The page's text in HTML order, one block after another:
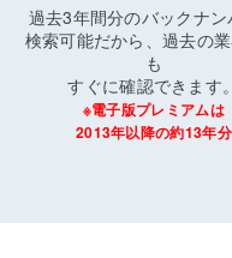
過去3年間分のバックナ
検索可能だから、過去の
も
すぐに確認できます。
※電子版プレミアムは
2013年以降の約13年分